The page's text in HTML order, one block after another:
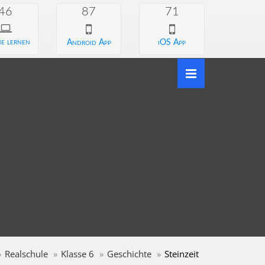
lernen
87
Android App
71
iOS App
Realschule Klasse 6 Geschichte Steinzeit